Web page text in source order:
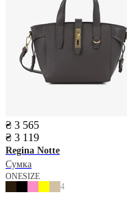
₴ 3 565
₴ 3 119
Regina Notte
Сумка
ONESIZE
4